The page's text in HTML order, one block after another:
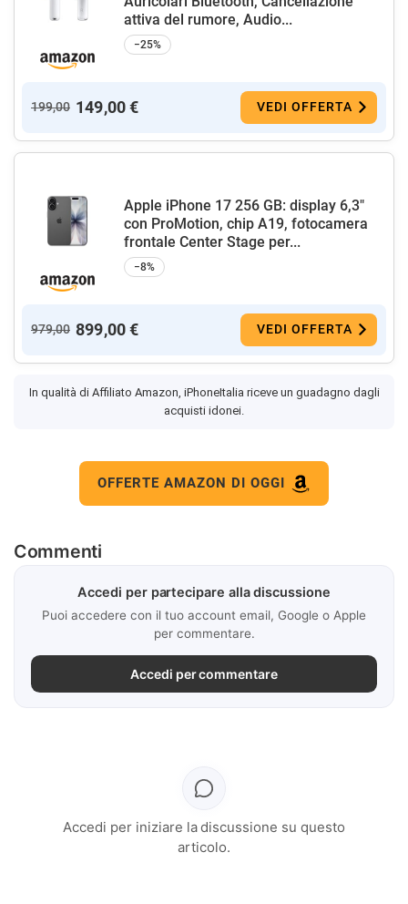
attiva del rumore, Audio...
−25%
199,00 149,00 € VEDI OFFERTA
Apple iPhone 17 256 GB: display 6,3"
con ProMotion, chip A19, fotocamera
frontale Center Stage per...
−8%
979,00 899,00 € VEDI OFFERTA
In qualità di Affiliato Amazon, iPhoneItalia riceve un guadagno dagli
acquisti idonei.
OFFERTE AMAZON DI OGGI
Commenti
Accedi per partecipare alla discussione
Puoi accedere con il tuo account email, Google o Apple
per commentare.
Accedi per commentare
Accedi per iniziare la discussione su questo
articolo.